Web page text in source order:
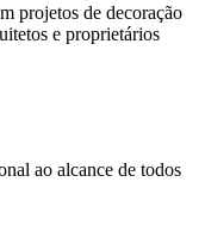
projetos de decoração
e proprietários
ao alcance de todos